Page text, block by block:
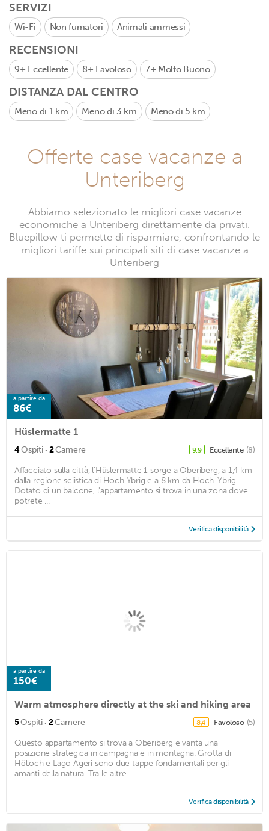
SERVIZI
Wi-Fi Non fumatori Animali ammessi
RECENSIONI
9+ Eccellente 8+ Favoloso 7+ Molto Buono
DISTANZA DAL CENTRO
Meno di 1 km Meno di 3 km Meno di 5 km
Offerte case vacanze a
Unteriberg
Abbiamo selezionato le migliori case vacanze
economiche a Unteriberg direttamente da privati.
Bluepillow ti permette di risparmiare, confrontando le
migliori tariffe sui principali siti di case vacanze a
Unteriberg
a partire da
86€
Hüslermatte 1
4Ospiti · 2Camere 9,9 Eccellente (8)
Affacciato sulla città, l'Hüslermatte 1 sorge a Oberiberg, a 1,4 km
dalla regione sciistica di Hoch Ybrig e a 8 km da Hoch-Ybrig.
Dotato di un balcone, l'appartamento si trova in una zona dove
potrete ...
Verifica disponibilità
a partire da
150€
Warm atmosphere directly at the ski and hiking area
5Ospiti · 2Camere 8,4 Favoloso (5)
Questo appartamento si trova a Oberiberg e vanta una
posizione strategica in campagna e in montagna. Grotta di
Hölloch e Lago Ageri sono due tappe fondamentali per gli
amanti della natura. Tra le altre ...
Verifica disponibilità